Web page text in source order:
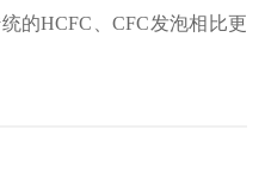
的HCFC、CFC发泡相比更